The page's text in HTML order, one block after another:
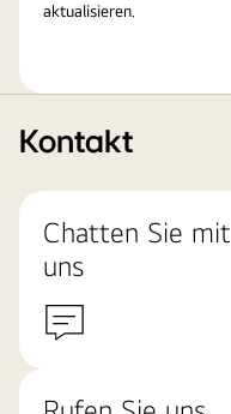
aktualisieren.
Kontakt
Chatten Sie mit
uns